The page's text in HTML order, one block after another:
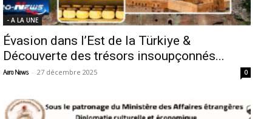
- A LA UNE
Évasion dans l’Est de la Türkiye &
Découverte des trésors insoupçonnés...
Aero News - 27 décembre 2025 0